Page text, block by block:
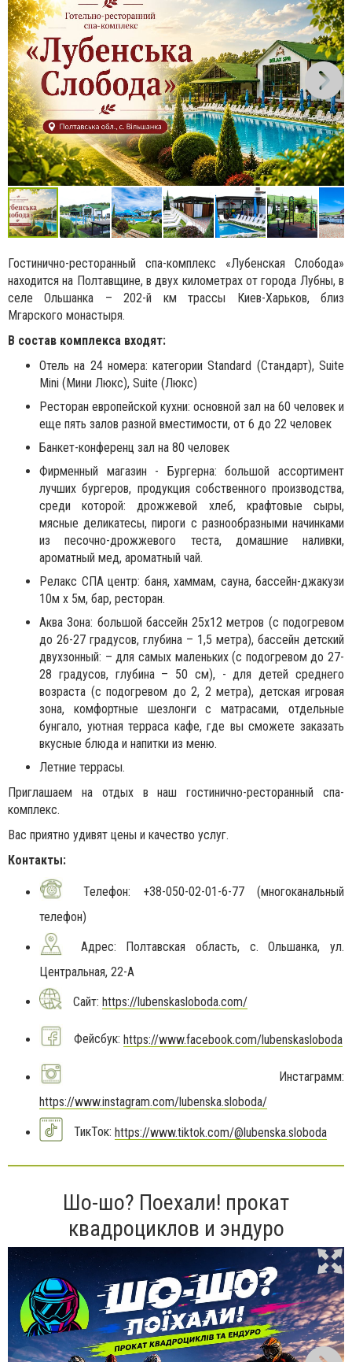
Гостинично-ресторанный спа-комплекс «Лубенская Слобода»
находится на Полтавщине, в двух километрах от города Лубны, в
селе Ольшанка – 202-й км трассы Киев-Харьков, близ
Мгарского монастыря.
В состав комплекса входят:
Отель на 24 номера: категории Standard (Стандарт), Suite
Mini (Мини Люкс), Suite (Люкс)
Ресторан европейской кухни: основной зал на 60 человек и
еще пять залов разной вместимости, от 6 до 22 человек
Банкет-конференц зал на 80 человек
Фирменный магазин - Бургерна: большой ассортимент
лучших бургеров, продукция собственного производства,
среди которой: дрожжевой хлеб, крафтовые сыры,
мясные деликатесы, пироги с разнообразными начинками
из песочно-дрожжевого теста, домашние наливки,
ароматный мед, ароматный чай.
Релакс СПА центр: баня, хаммам, сауна, бассейн-джакузи
10м х 5м, бар, ресторан.
Аква Зона: большой бассейн 25х12 метров (с подогревом
до 26-27 градусов, глубина – 1,5 метра), бассейн детский
двухзонный: – для самых маленьких (с подогревом до 27-
28 градусов, глубина – 50 см), - для детей среднего
возраста (с подогревом до 2, 2 метра), детская игровая
зона, комфортные шезлонги с матрасами, отдельные
бунгало, уютная терраса кафе, где вы сможете заказать
вкусные блюда и напитки из меню.
Летние террасы.
Приглашаем на отдых в наш гостинично-ресторанный спа-
комплекс.
Вас приятно удивят цены и качество услуг.
Контакты:
Телефон: +38-050-02-01-6-77 (многоканальный
телефон)
Адрес: Полтавская область, с. Ольшанка, ул.
Центральная, 22-А
Сайт: https://lubenskasloboda.com/
Фейсбук: https://www.facebook.com/lubenskasloboda
Инстаграмм:
https://www.instagram.com/lubenska.sloboda/
ТикТок: https://www.tiktok.com/@lubenska.sloboda
Шо-шо? Поехали! прокат
квадроциклов и эндуро